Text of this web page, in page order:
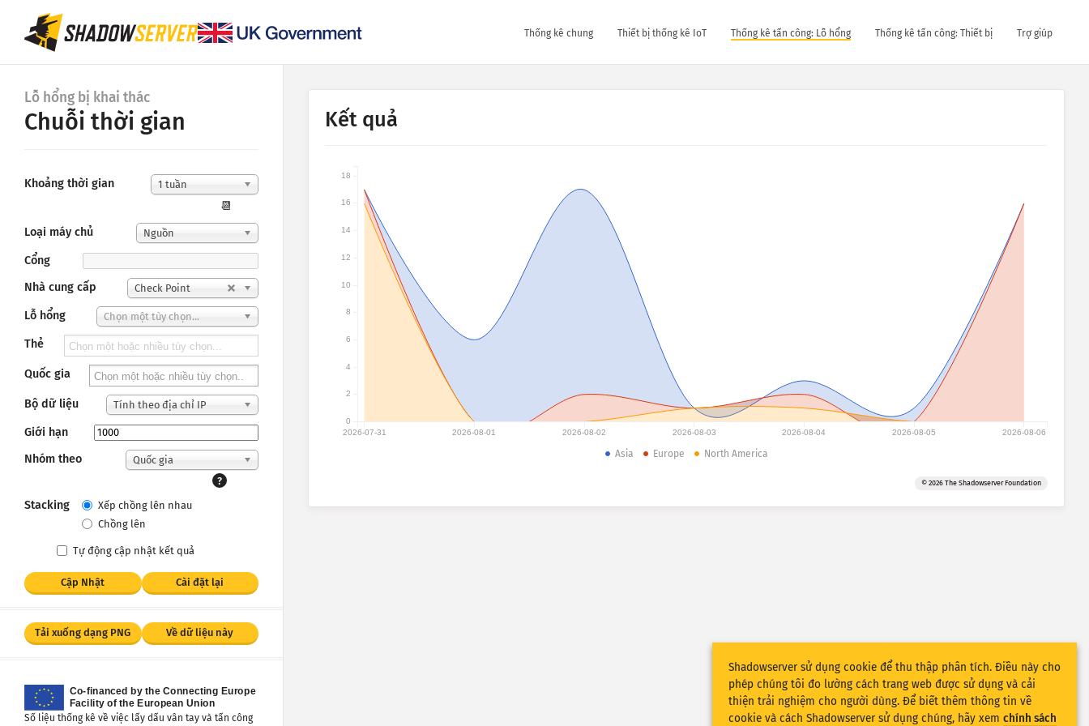
Thống kê chung Thiết bị thống kê IoT Thống kê tấn công: Lỗ hổng Thống kê tấn công: Thiết bị Trợ giúp
Lỗ hổng bị khai thác
Chuỗi thời gian
Khoảng thời gian 1 tuần
📆
Loại máy chủ
Nguồn
Cổng
Nhà cung cấp
Check Point
Lỗ hổng Chọn một tùy chọn...
Thẻ
Quốc gia
Bộ dữ liệu Tính theo địa chỉ IP
Giới hạn
Nhóm theo
Quốc gia
?
Stacking
Xếp chồng lên nhau
Chồng lên
Tự động cập nhật kết quả
Cập Nhật Cài đặt lại
Tải xuống dạng PNG Về dữ liệu này
Số liệu thống kê về việc lấy dấu vân tay và tấn công
Kết quả
2026-07-31 2026-08-01 2026-08-02 2026-08-03 2026-08-04 2026-08-05 2026-08-06
0
2
4
6
8
10
12
14
16
18
Asia Europe North America
© 2026 The Shadowserver Foundation
Shadowserver sử dụng cookie để thu thập phân tích. Điều này cho
phép chúng tôi đo lường cách trang web được sử dụng và cải
thiện trải nghiệm cho người dùng. Để biết thêm thông tin về
cookie và cách Shadowserver sử dụng chúng, hãy xem chính sách